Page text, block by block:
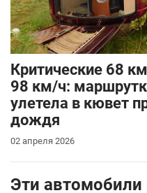
Критические 68
98 км/ч:
улетела в кювет
дождя
02 апреля 2026
Эти автомобили